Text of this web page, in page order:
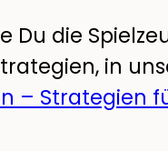
Du die
in
– Strategien